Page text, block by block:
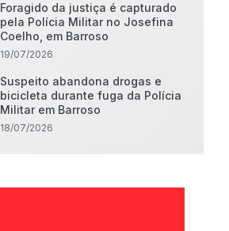
Foragido da justiça é capturado
pela Polícia Militar no Josefina
Coelho, em Barroso
19/07/2026
Suspeito abandona drogas e
bicicleta durante fuga da Polícia
Militar em Barroso
18/07/2026